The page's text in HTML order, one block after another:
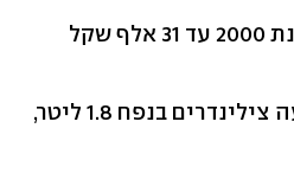
19 אלף שקל לשנת 2000 עד 31 אלף שקל
טורבו-בנזין, ארבעה צילינדרים בנפח 1.8 ליטר,